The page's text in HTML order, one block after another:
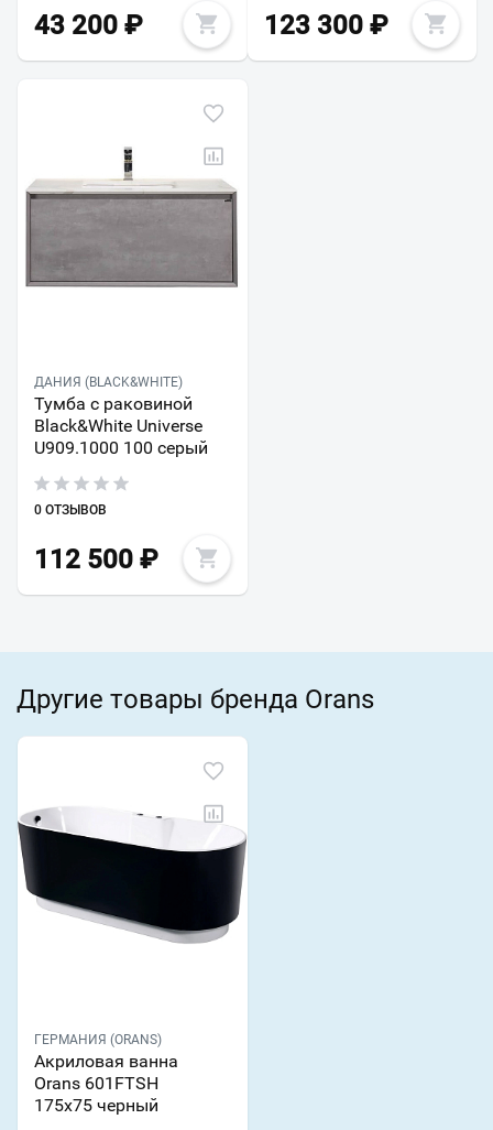
43 200 ₽ 123 300₽
ДАНИЯ (BLACK&WHITE)
Тумба с раковиной
Black&White Universe
U909.1000 100 серый
0 ОТЗЫВОВ
112 500 ₽
Другие товары бренда Orans
ГЕРМАНИЯ (ORANS)
Акриловая ванна
Orans 601FTSH
175x75 черный